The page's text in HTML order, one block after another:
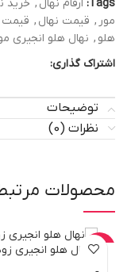
Tags: ارقام نهال , خرید
مور , قیمت نهال , قیمت
هلو , نهال هلو انجیری
اشتراک گذاری:
توضیحات
نظرات (0)
محصولات
-20%نهال هلو انجیری